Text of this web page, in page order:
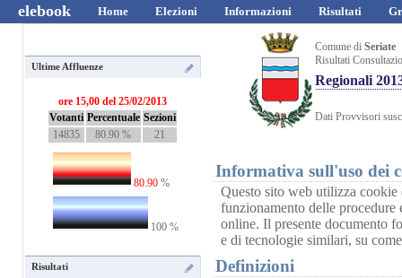
elebook Home Elezioni Informazioni Risultati
Ultime Affluenze
ore 15,00 del 25/02/2013
Votanti Percentuale Sezioni
14835
80.90 % 21
80.90%
100 %
Risultati
Comune diSeriate
Risultati
Regionali
Dati Provvisori
Informativa sull'uso dei
Questo sito web utilizza
funzionamento delle
online. Il presente documento
e di tecnologie similari, su
Definizioni